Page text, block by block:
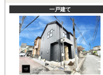
一戸建て